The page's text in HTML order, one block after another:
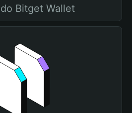
Bitget Wallet